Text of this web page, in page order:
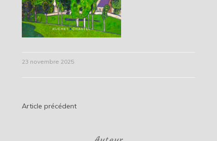
23 novembre 2025
Navigation
Article précédent